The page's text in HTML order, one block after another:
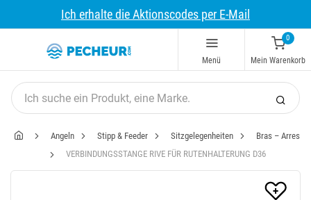
Ich erhalte die Aktionscodes per E-Mail
Menü
0
Mein Warenkorb
Angeln Stipp & Feeder Sitzgelegenheiten
Bras – Arres
VERBINDUNGSSTANGE RIVE FÜR RUTENHALTERUNG D36